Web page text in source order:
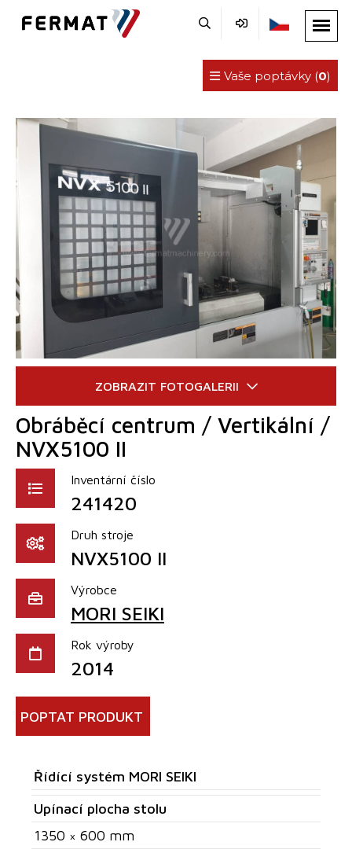
Vaše poptávky (0)
Obráběcí centrum / Vertikální /
NVX5100 II
Inventární číslo
241420
Druh stroje
NVX5100 II
Výrobce
MORI SEIKI
Rok výroby
2014
POPTAT PRODUKT
Řídící systém MORI SEIKI
Upínací plocha stolu
1350 × 600 mm